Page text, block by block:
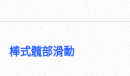
棒式髖部滑動